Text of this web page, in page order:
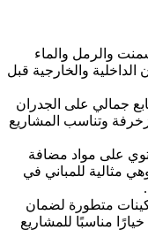
والرمل والماء
والخارجية قبل
جمالي على الجدران
وتناسب المشاريع
على مواد مضافة
مثالية للمباني في
متطورة لضمان
مناسبًا للمشاريع